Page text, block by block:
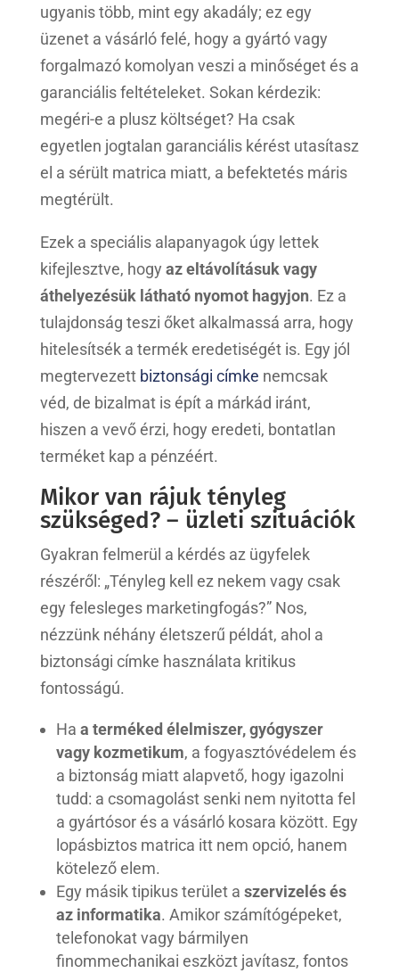
ugyanis több, mint egy akadály; ez egy
üzenet a vásárló felé, hogy a gyártó vagy
forgalmazó komolyan veszi a minőséget és a
garanciális feltételeket. Sokan kérdezik:
megéri-e a plusz költséget? Ha csak
egyetlen jogtalan garanciális kérést utasítasz
el a sérült matrica miatt, a befektetés máris
megtérült.
Ezek a speciális alapanyagok úgy lettek
kifejlesztve, hogy az eltávolításuk vagy
áthelyezésük látható nyomot hagyjon. Ez a
tulajdonság teszi őket alkalmassá arra, hogy
hitelesítsék a termék eredetiségét is. Egy jól
megtervezett biztonsági címke nemcsak
véd, de bizalmat is épít a márkád iránt,
hiszen a vevő érzi, hogy eredeti, bontatlan
terméket kap a pénzéért.
Mikor van rájuk tényleg
szükséged? – üzleti szituációk
Gyakran felmerül a kérdés az ügyfelek
részéről: „Tényleg kell ez nekem vagy csak
egy felesleges marketingfogás?” Nos,
nézzünk néhány életszerű példát, ahol a
biztonsági címke használata kritikus
fontosságú.
Ha a terméked élelmiszer, gyógyszer
vagy kozmetikum, a fogyasztóvédelem és
a biztonság miatt alapvető, hogy igazolni
tudd: a csomagolást senki nem nyitotta fel
a gyártósor és a vásárló kosara között. Egy
lopásbiztos matrica itt nem opció, hanem
kötelező elem.
Egy másik tipikus terület a szervizelés és
az informatika. Amikor számítógépeket,
telefonokat vagy bármilyen
finommechanikai eszközt javítasz, fontos